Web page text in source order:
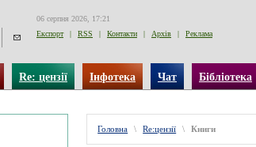
06 серпня 2026, 17:21
Експорт
| RSS | Контакти | Архів | Реклама
Re: цензії Інфотека Чат Бібліотека
Головна \ Re:цензії \ Книги